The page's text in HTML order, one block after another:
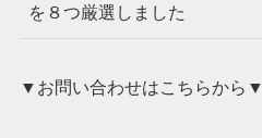
を８つ厳選しました
▼お問い合わせはこちらから▼